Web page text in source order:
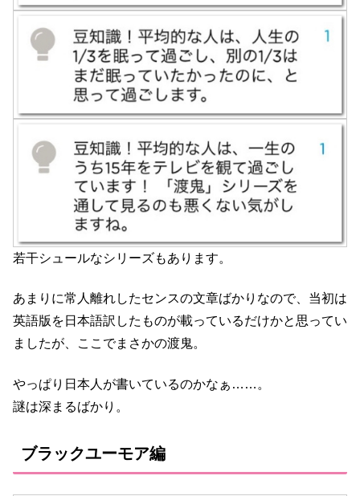
若干シュールなシリーズもあります。
あまりに常人離れしたセンスの文章ばかりなので、当初は
英語版を日本語訳したものが載っているだけかと思ってい
ましたが、ここでまさかの渡鬼。
やっぱり日本人が書いているのかなぁ……。
謎は深まるばかり。
ブラックユーモア編